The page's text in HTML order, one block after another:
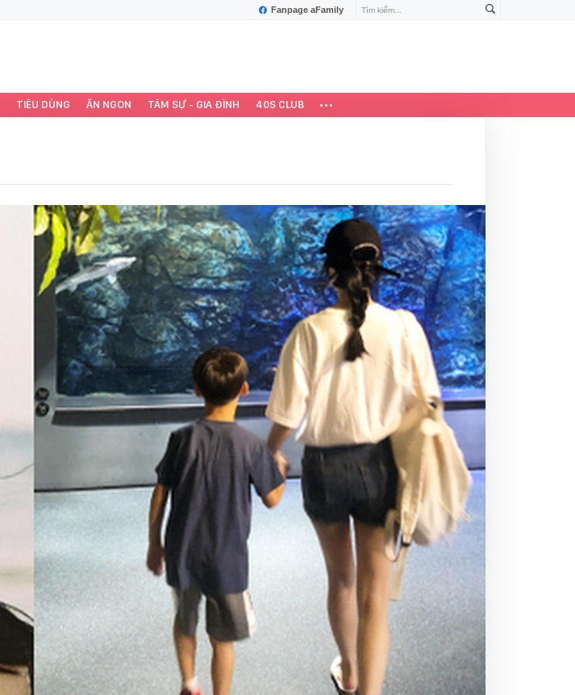
Fanpage aFamily
TIÊU DÙNG ĂN NGON TÂM SỰ - GIA ĐÌNH 40S CLUB